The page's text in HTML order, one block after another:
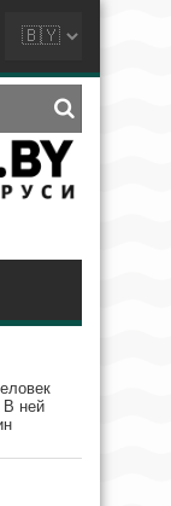
В ней